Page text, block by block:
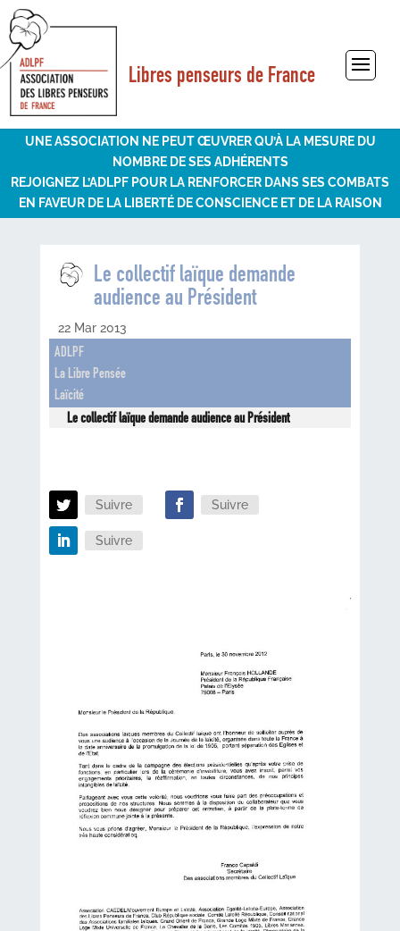
Libres penseurs de France
Sélectionner une page
UNE ASSOCIATION NE PEUT ŒUVRER QU’À LA MESURE DU
NOMBRE DE SES ADHÉRENTS
REJOIGNEZ L’ADLPF POUR LA RENFORCER DANS SES COMBATS
EN FAVEUR DE LA LIBERTÉ DE CONSCIENCE ET DE LA RAISON
Le collectif laïque demande
audience au Président
22 Mar 2013
ADLPF
La Libre Pensée
Laïcité
Le collectif laïque demande audience au Président
Suivre Suivre
Suivre